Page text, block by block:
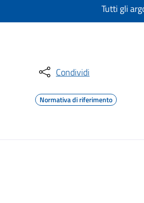
Tutti gli
Condividi
Normativa di riferimento